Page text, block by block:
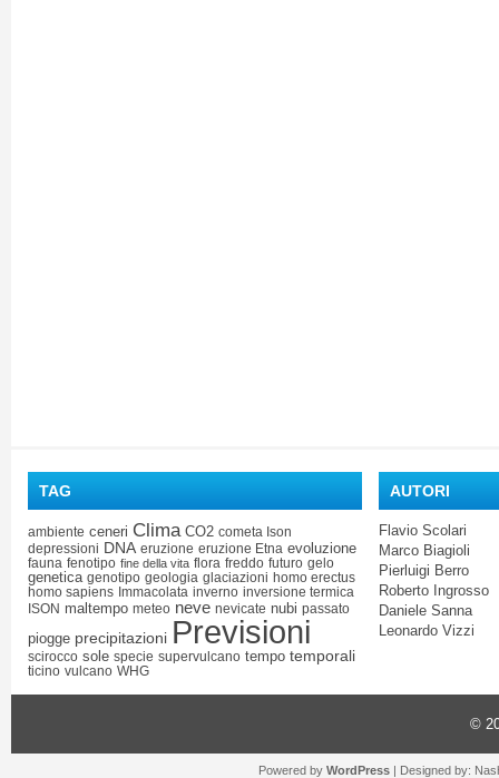
TAG
ambiente ceneri Clima CO2 cometa Ison
depressioni DNA eruzione eruzione Etna evoluzione
fauna fenotipo fine della vita flora freddo futuro gelo
genetica genotipo geologia glaciazioni homo erectus
homo sapiens Immacolata inverno inversione termica
ISON maltempo meteo neve nevicate nubi passato
piogge precipitazioni Previsioni
scirocco sole specie supervulcano tempo temporali
ticino vulcano WHG
AUTORI
Flavio Scolari
Marco Biagioli
Pierluigi Berro
Roberto Ingrosso
Daniele Sanna
Leonardo Vizzi
©
Powered by WordPress | Designed by: